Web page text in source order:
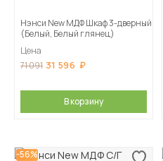
Нэнси New МДФ Шкаф 3-дверный
(Белый, Белый глянец)
Цена
71 091 31 596
В корзину
-56%